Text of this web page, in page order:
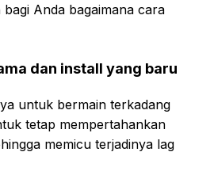
Anda bagaimana cara
dan install yang baru
untuk bermain terkadang
tetap mempertahankan
memicu terjadinya lag